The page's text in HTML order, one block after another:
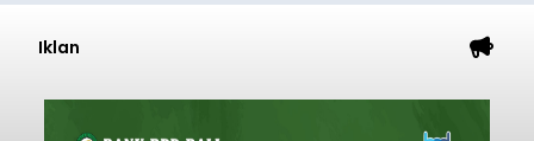
Iklan